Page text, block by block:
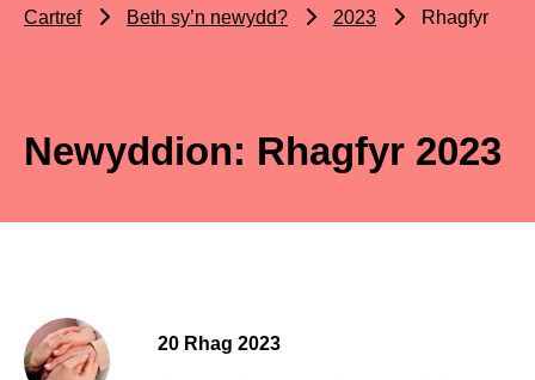
Cartref Beth sy’n newydd? 2023 Rhagfyr
Newyddion: Rhagfyr 2023
20 Rhag 2023